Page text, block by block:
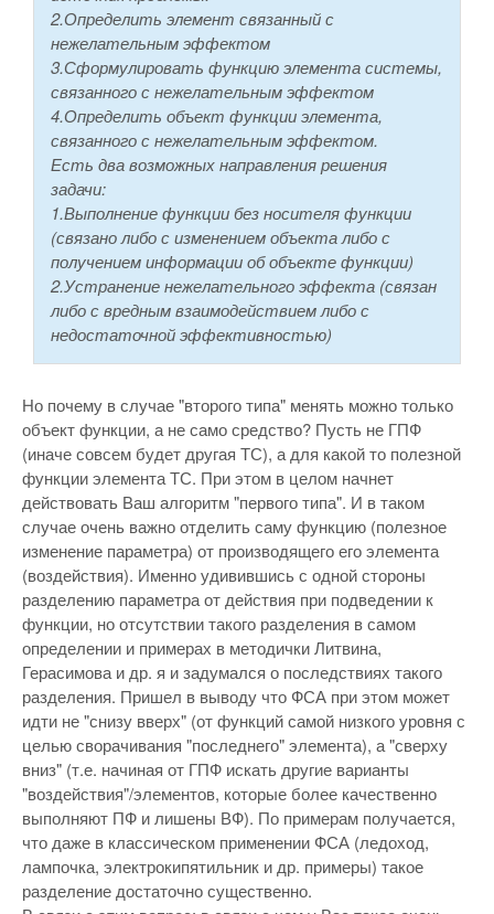
2.Определить элемент связанный с
нежелательным эффектом
3.Сформулировать функцию элемента системы,
связанного с нежелательным эффектом
4.Определить объект функции элемента,
связанного с нежелательным эффектом.
Есть два возможных направления решения
задачи:
1.Выполнение функции без носителя функции
(связано либо с изменением объекта либо с
получением информации об объекте функции)
2.Устранение нежелательного эффекта (связан
либо с вредным взаимодействием либо с
недостаточной эффективностью)
Но почему в случае "второго типа" менять можно только
объект функции, а не само средство? Пусть не ГПФ
(иначе совсем будет другая ТС), а для какой то полезной
функции элемента ТС. При этом в целом начнет
действовать Ваш алгоритм "первого типа". И в таком
случае очень важно отделить саму функцию (полезное
изменение параметра) от производящего его элемента
(воздействия). Именно удивившись с одной стороны
разделению параметра от действия при подведении к
функции, но отсутствии такого разделения в самом
определении и примерах в методички Литвина,
Герасимова и др. я и задумался о последствиях такого
разделения. Пришел в выводу что ФСА при этом может
идти не "снизу вверх" (от функций самой низкого уровня с
целью сворачивания "последнего" элемента), а "сверху
вниз" (т.е. начиная от ГПФ искать другие варианты
"воздействия"/элементов, которые более качественно
выполняют ПФ и лишены ВФ). По примерам получается,
что даже в классическом применении ФСА (ледоход,
лампочка, электрокипятильник и др. примеры) такое
разделение достаточно существенно.